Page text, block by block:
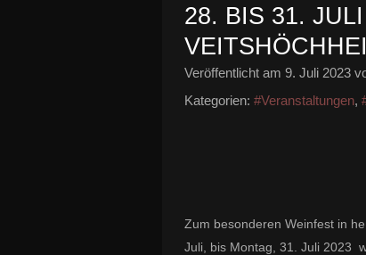
28. BIS 31.
Veröffentlicht am 9. Juli 2023
Kategorien: #Veranstaltungen,
Zum besonderen Weinfest in
Juli, bis Montag, 31. Juli 2023